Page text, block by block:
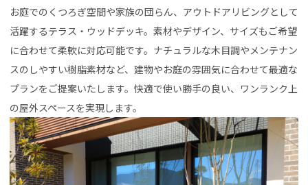
お庭でのくつろぎ空間や家族の団らん、アウトドアリビングとして
活躍するテラス・ウッドデッキ。素材やデザイン、サイズもご希望
に合わせて柔軟に対応可能です。ナチュラルな木目調やメンテナン
スのしやすい樹脂素材など、建物やお庭の雰囲気に合わせて最適な
プランをご提案いたします。快適で使い勝手の良い、ワンランク上
の屋外スペースを実現します。